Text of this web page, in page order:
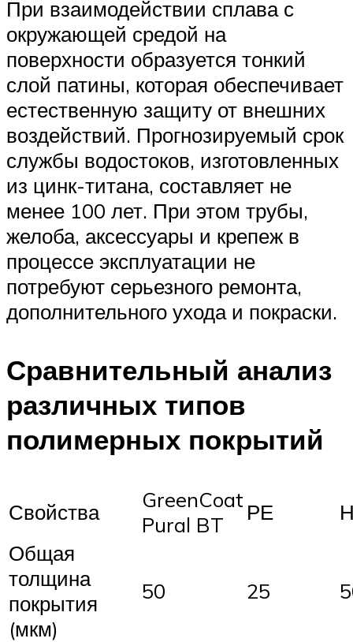
При взаимодействии сплава с
окружающей средой на
поверхности образуется тонкий
слой патины, которая обеспечивает
естественную защиту от внешних
воздействий. Прогнозируемый срок
службы водостоков, изготовленных
из цинк-титана, составляет не
менее 100 лет. При этом трубы,
желоба, аксессуары и крепеж в
процессе эксплуатации не
потребуют серьезного ремонта,
дополнительного ухода и покраски.
Сравнительный анализ
различных типов
полимерных покрытий
Свойства
GreenCoat
Pural BT
РЕ
Общая
толщина
покрытия
(мкм)
50 25